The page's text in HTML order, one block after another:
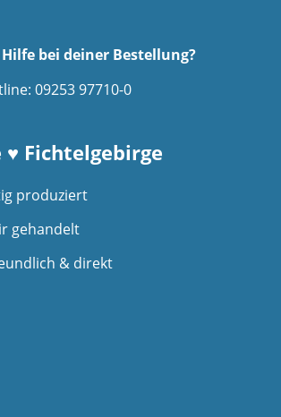
bei deiner Bestellung?
09253 97710-0
Fichtelgebirge
produziert
gehandelt
& direkt